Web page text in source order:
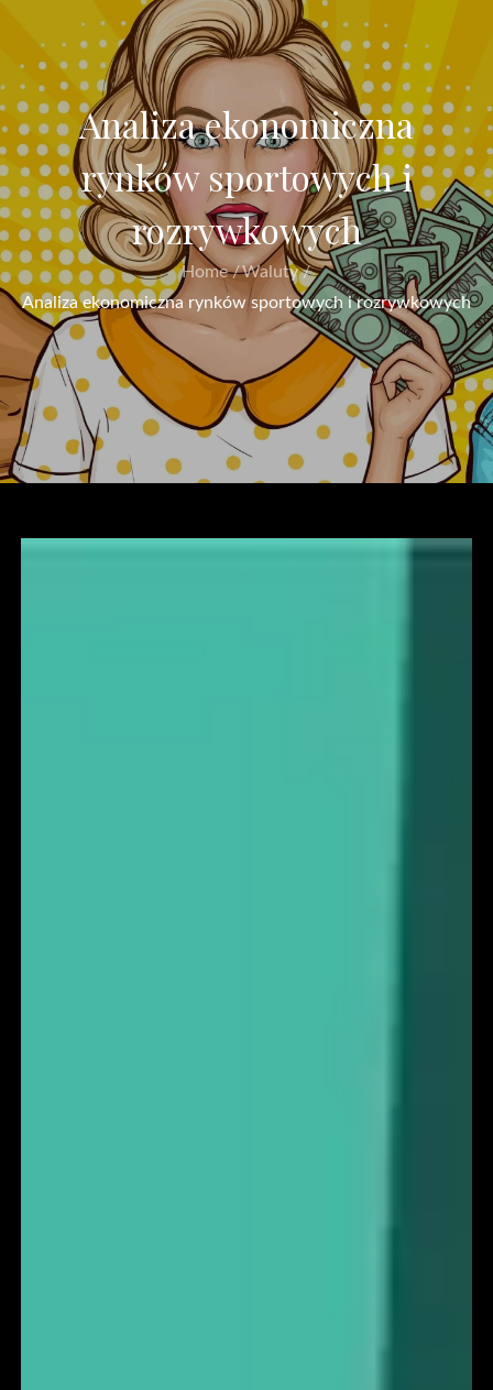
Analiza ekonomiczna
rynków sportowych i
rozrywkowych
Home
Waluty
Analiza ekonomiczna rynków sportowych i rozrywkowych